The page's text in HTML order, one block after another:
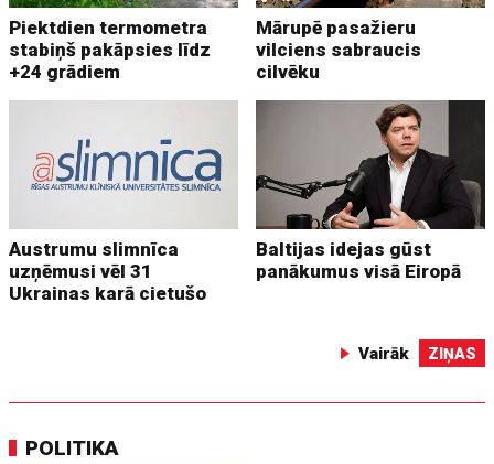
Piektdien termometra
stabiņš pakāpsies līdz
+24 grādiem
Mārupē pasažieru
vilciens sabraucis
cilvēku
Austrumu slimnīca
uzņēmusi vēl 31
Ukrainas karā cietušo
Baltijas idejas gūst
panākumus visā Eiropā
Vairāk ZIŅAS
POLITIKA